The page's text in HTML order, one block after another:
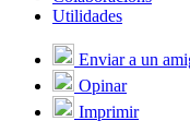
Utilidades
Enviar a un
Opinar
Imprimir